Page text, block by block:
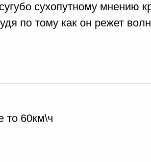
сухопутному мнению
по тому как он режет
то 60км\ч